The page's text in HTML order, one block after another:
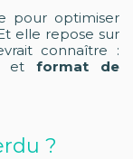
pour optimiser
elle repose sur
connaître :
et format de
?